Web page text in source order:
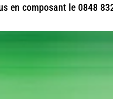
en composant le 0848